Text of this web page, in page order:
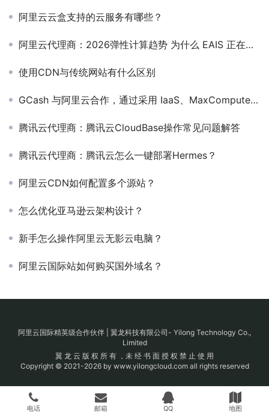
阿里云云盒支持的云服务有哪些？
阿里云代理商：2026弹性计算趋势 为什么 EAIS 正在替代传统 GPU？
使用CDN与传统网站有什么区别
GCash 与阿里云合作，通过采用 IaaS、MaxCompute 数据仓库平台、Elastic MapReduce 大数据平台和 Web 应用防火墙等多种解决方案来迎接挑战。
腾讯云代理商：腾讯云CloudBase操作常见问题解答
腾讯云代理商：腾讯云怎么一键部署Hermes？
阿里云CDN如何配置多个源站？
怎么优化亚马逊云架构设计？
新手怎么操作阿里云无影云电脑？
阿里云国际站如何购买国外域名？
阿里云国际精英级合作伙伴 | 翼龙科技有限公司- Yilong Technology Co.,
Limited
翼 龙 云 版 权 所 有 ，未 经 书 面 授 权 禁 止 使 用
Copyright © 2021-2026 by www.yilongcloud.com all rights reserved
电话 邮箱 QQ 地图